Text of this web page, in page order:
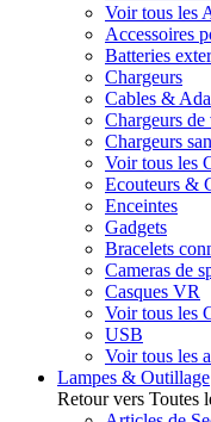
Voir tous les
Accessoires
Batteries
Chargeurs
Cables &
Chargeurs
Chargeurs
Voir tous les
Ecouteurs &
Enceintes
Gadgets
Bracelets
Cameras de
Casques VR
Voir tous les
USB
Voir tous les
Lampes & Outillage
Retour vers Toutes